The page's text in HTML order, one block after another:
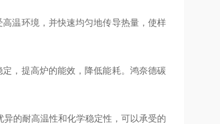
温环境，并快速均匀地传导热量，使样
，提高炉的能效，降低能耗。鸿奈德碳
的耐高温性和化学稳定性，可以承受的